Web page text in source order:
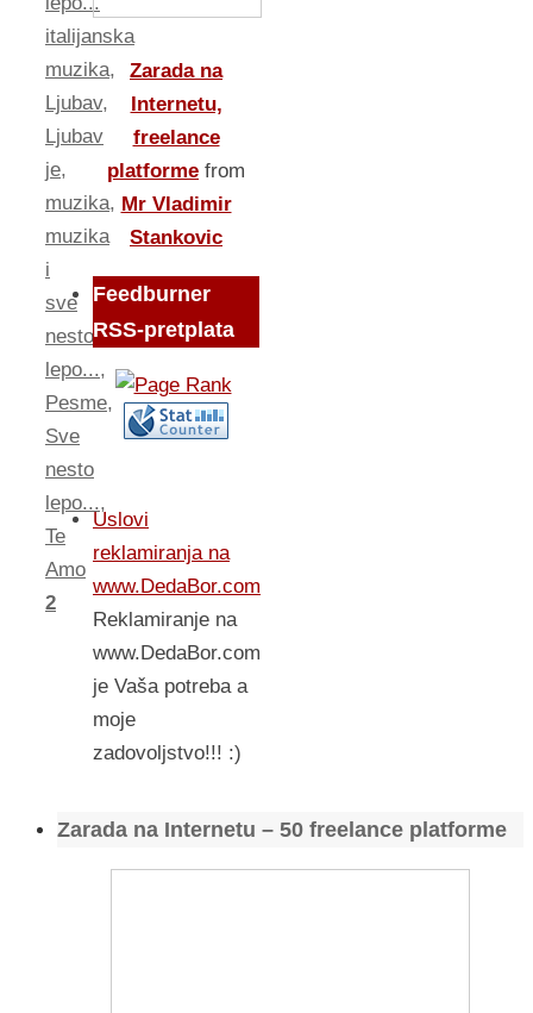
italijanska
muzika,
Ljubav,
Ljubav
je,
muzika,
muzika
i
sve
nesto
lepo...,
Pesme,
Sve
nesto
lepo...,
Te
Amo
2
Zarada na
Internetu,
freelance
platforme from
Mr Vladimir
Stankovic
Feedburner
RSS-pretplata
Uslovi
reklamiranja na
www.DedaBor.com
Reklamiranje na
www.DedaBor.com
je Vaša potreba a
moje
zadovoljstvo!!! :)
Zarada na Internetu – 50 freelance platforme